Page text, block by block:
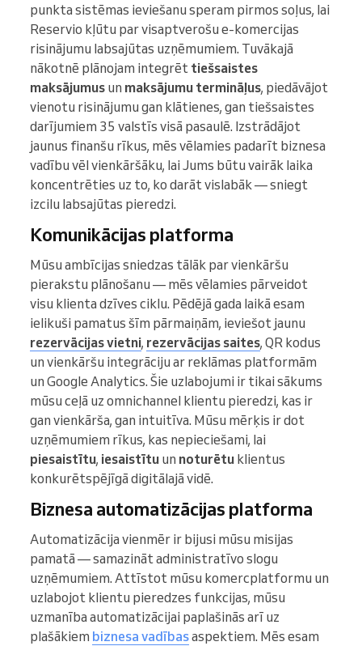
punkta sistēmas ieviešanu speram pirmos soļus, lai
Reservio kļūtu par visaptverošu e-komercijas
risinājumu labsajūtas uzņēmumiem. Tuvākajā
nākotnē plānojam integrēt tiešsaistes
maksājumus un maksājumu termināļus, piedāvājot
vienotu risinājumu gan klātienes, gan tiešsaistes
darījumiem 35 valstīs visā pasaulē. Izstrādājot
jaunus finanšu rīkus, mēs vēlamies padarīt biznesa
vadību vēl vienkāršāku, lai Jums būtu vairāk laika
koncentrēties uz to, ko darāt vislabāk — sniegt
izcilu labsajūtas pieredzi.
Komunikācijas platforma
Mūsu ambīcijas sniedzas tālāk par vienkāršu
pierakstu plānošanu — mēs vēlamies pārveidot
visu klienta dzīves ciklu. Pēdējā gada laikā esam
ielikuši pamatus šīm pārmaiņām, ieviešot jaunu
rezervācijas vietni, rezervācijas saites, QR kodus
un vienkāršu integrāciju ar reklāmas platformām
un Google Analytics. Šie uzlabojumi ir tikai sākums
mūsu ceļā uz omnichannel klientu pieredzi, kas ir
gan vienkārša, gan intuitīva. Mūsu mērķis ir dot
uzņēmumiem rīkus, kas nepieciešami, lai
piesaistītu, iesaistītu un noturētu klientus
konkurētspējīgā digitālajā vidē.
Biznesa automatizācijas platforma
Automatizācija vienmēr ir bijusi mūsu misijas
pamatā — samazināt administratīvo slogu
uzņēmumiem. Attīstot mūsu komercplatformu un
uzlabojot klientu pieredzes funkcijas, mūsu
uzmanība automatizācijai paplašinās arī uz
plašākiem biznesa vadībasaspektiem. Mēs esam